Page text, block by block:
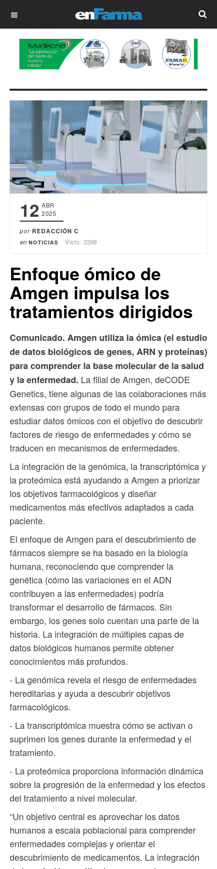
OFF CANVAS
12 ABR
2025
por REDACCIÓN C
en NOTICIAS Visto: 3398
Enfoque ómico de
Amgen impulsa los
tratamientos dirigidos
Comunicado. Amgen utiliza la ómica (el estudio
de datos biológicos de genes, ARN y proteínas)
para comprender la base molecular de la salud
y la enfermedad. La filial de Amgen, deCODE
Genetics, tiene algunas de las colaboraciones más
extensas con grupos de todo el mundo para
estudiar datos ómicos con el objetivo de descubrir
factores de riesgo de enfermedades y cómo se
traducen en mecanismos de enfermedades.
La integración de la genómica, la transcriptómica y
la proteómica está ayudando a Amgen a priorizar
los objetivos farmacológicos y diseñar
medicamentos más efectivos adaptados a cada
paciente.
El enfoque de Amgen para el descubrimiento de
fármacos siempre se ha basado en la biología
humana, reconociendo que comprender la
genética (cómo las variaciones en el ADN
contribuyen a las enfermedades) podría
transformar el desarrollo de fármacos. Sin
embargo, los genes solo cuentan una parte de la
historia. La integración de múltiples capas de
datos biológicos humanos permite obtener
conocimientos más profundos.
- La genómica revela el riesgo de enfermedades
hereditarias y ayuda a descubrir objetivos
farmacológicos.
- La transcriptómica muestra cómo se activan o
suprimen los genes durante la enfermedad y el
tratamiento.
- La proteómica proporciona información dinámica
sobre la progresión de la enfermedad y los efectos
del tratamiento a nivel molecular.
“Un objetivo central es aprovechar los datos
humanos a escala poblacional para comprender
enfermedades complejas y orientar el
descubrimiento de medicamentos. La integración